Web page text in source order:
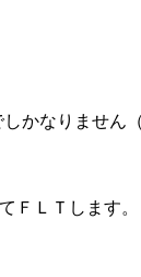
かなりません
ＦＬＴします。